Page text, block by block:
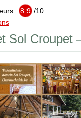
8.9 /10
Sol Croupet